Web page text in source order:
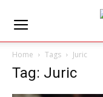
Home Tags Juric
Tag: Juric